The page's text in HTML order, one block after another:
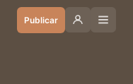
Publicar